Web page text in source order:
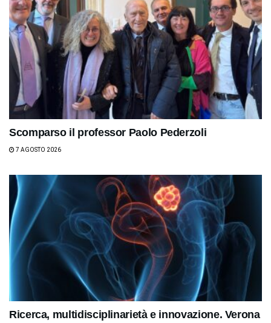
Scomparso il professor Paolo Pederzoli
7 AGOSTO 2026
Ricerca, multidisciplinarietà e innovazione. Verona